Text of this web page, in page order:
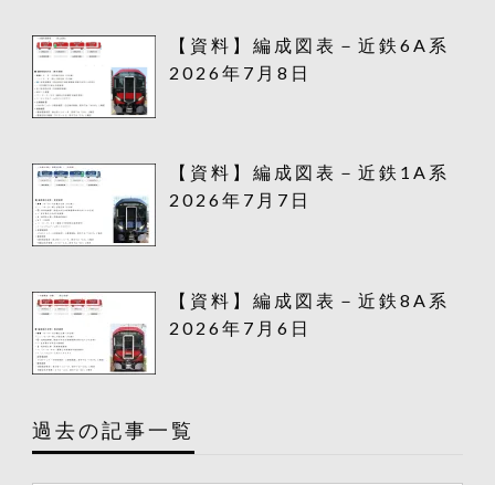
【資料】編成図表－近鉄6A系
2026年7月8日
【資料】編成図表－近鉄1A系
2026年7月7日
【資料】編成図表－近鉄8A系
2026年7月6日
過去の記事一覧